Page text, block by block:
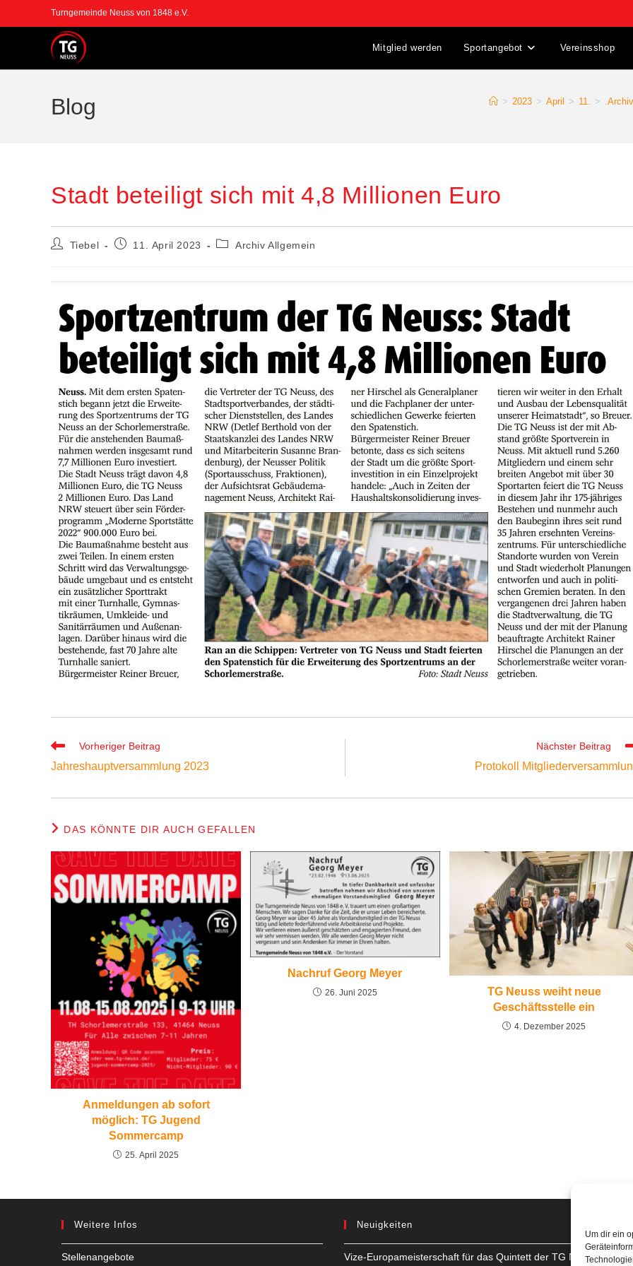
Um dir ein
Turngemeinde Neuss von 1848 e.V.
Mitglied werden Sportangebot Vereinsshop
Blog > 2023 > April > 11. > .Archiv
Stadt beteiligt sich mit 4,8 Millionen Euro
Tiebel 11. April 2023 Archiv Allgemein
Vorheriger Beitrag
Jahreshauptversammlung 2023
Nächster Beitrag
Protokoll
DAS KÖNNTE DIR AUCH GEFALLEN
Anmeldungen ab sofort
möglich: TG Jugend
Sommercamp
25. April 2025
Nachruf Georg Meyer
26. Juni 2025
TG Neuss weiht neue
Geschäftsstelle ein
4. Dezember 2025
Weitere Infos
Stellenangebote
Neuigkeiten
Vize-Europameisterschaft für das Quintett der TG Neuss